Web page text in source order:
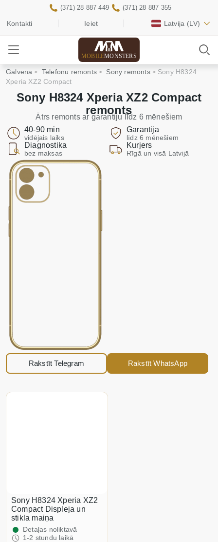
Kontakti Ieiet Latvija (LV)
(371) 28 887 449 (371) 28 887 355
MOBILEMONSTERS
Galvenā Telefonu remonts Sony remonts
Sony H8324
Xperia XZ2 Compact
Sony H8324 Xperia XZ2 Compact
remonts
Ātrs remonts ar garantiju līdz 6 mēnešiem
40-90 min
vidējais laiks
Garantija
līdz 6 mēnešiem
Diagnostika
bez maksas
Kurjers
Rīgā un visā Latvijā
Rakstīt Telegram Rakstīt WhatsApp
Sony H8324 Xperia XZ2
Compact Displeja un
stikla maiņa
Detaļas noliktavā
1-2 stundu laikā